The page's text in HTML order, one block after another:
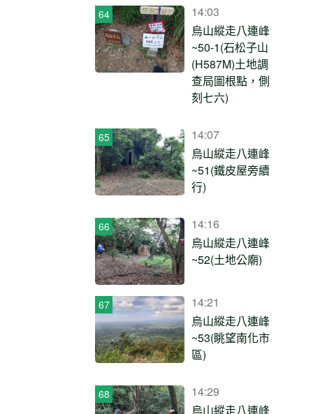
14:03
烏山縱走八連峰
~50-1(石松子山
(H587M)土地調
查局圖根點，側
刻七六)
14:07
烏山縱走八連峰
~51(鐵皮屋旁續
行)
14:16
烏山縱走八連峰
~52(土地公廟)
14:21
烏山縱走八連峰
~53(眺望南化市
區)
14:29
烏山縱走八連峰